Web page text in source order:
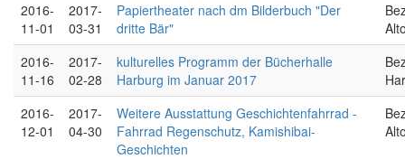
2016-
11-01
2017-
03-31
Papiertheater nach dm Bilderbuch "Der
dritte Bär"
2016-
11-16
2017-
02-28
kulturelles Programm der Bücherhalle
Harburg im Januar 2017
2016-
12-01
2017-
04-30
Weitere Ausstattung Geschichtenfahrrad -
Fahrrad Regenschutz, Kamishibai-
Geschichten